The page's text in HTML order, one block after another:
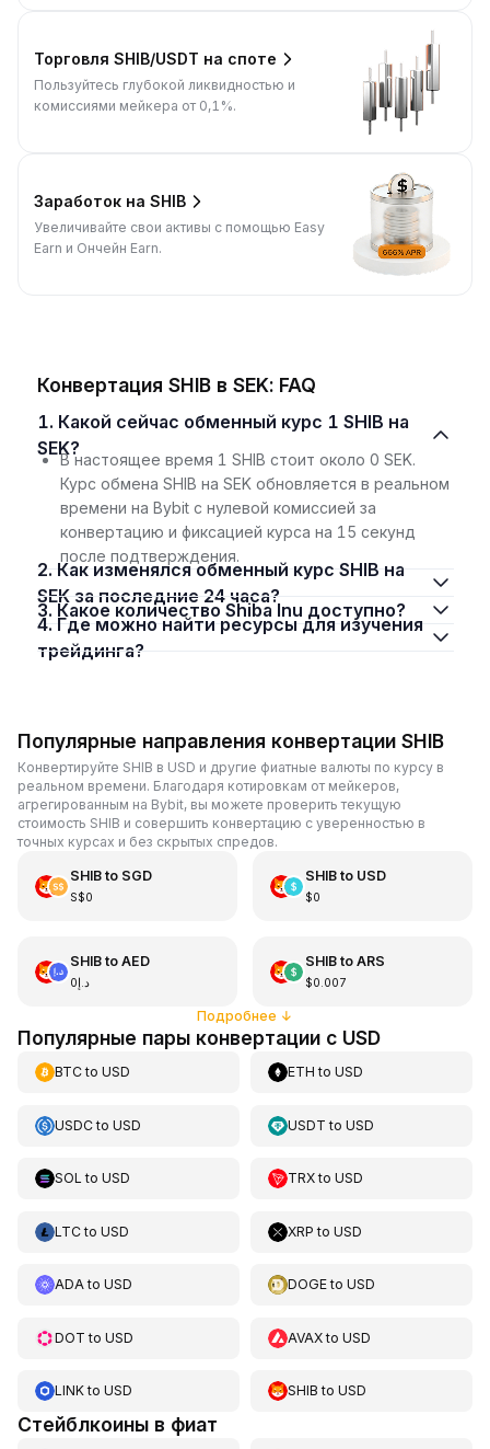
Торговля SHIB/USDT на споте
Пользуйтесь глубокой ликвидностью и
комиссиями мейкера от 0,1%.
Заработок на SHIB
Увеличивайте свои активы с помощью Easy
Earn и Ончейн Earn.
Конвертация SHIB в SEK: FAQ
1. Какой сейчас обменный курс 1 SHIB на
SEK?
В настоящее время 1 SHIB стоит около 0 SEK.
Курс обмена SHIB на SEK обновляется в реальном
времени на Bybit с нулевой комиссией за
конвертацию и фиксацией курса на 15 секунд
после подтверждения.
2. Как изменялся обменный курс SHIB на
SEK за последние 24 часа?
3. Какое количество Shiba Inu доступно?
4. Где можно найти ресурсы для изучения
трейдинга?
Популярные направления конвертации SHIB
Конвертируйте SHIB в USD и другие фиатные валюты по курсу в
реальном времени. Благодаря котировкам от мейкеров,
агрегированным на Bybit, вы можете проверить текущую
стоимость SHIB и совершить конвертацию с уверенностью в
точных курсах и без скрытых спредов.
SHIBto SGD
S$0
SHIBto USD
$0
SHIBto AED
د.إ0
SHIBto ARS
$0.007
Подробнее ↓
Популярные пары конвертации с USD
BTCto USD ETH toUSD
USDCto USD USDT toUSD
SOL to USD TRXtoUSD
LTCto USD XRP toUSD
ADAto USD DOGEtoUSD
DOT to USD AVAXtoUSD
LINKto USD SHIB toUSD
Стейблкоины в фиат